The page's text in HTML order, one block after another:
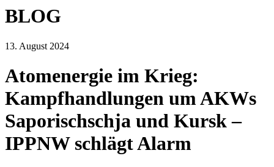
BLOG
13. August 2024
Atomenergie im Krieg:
Kampfhandlungen um AKWs
Saporischschja und Kursk –
IPPNW schlägt Alarm